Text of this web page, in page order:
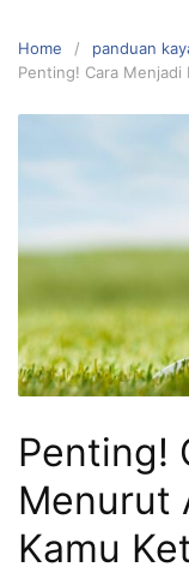
Home
panduan
Penting! Cara Menjadi
Penting!
Menurut
Kamu